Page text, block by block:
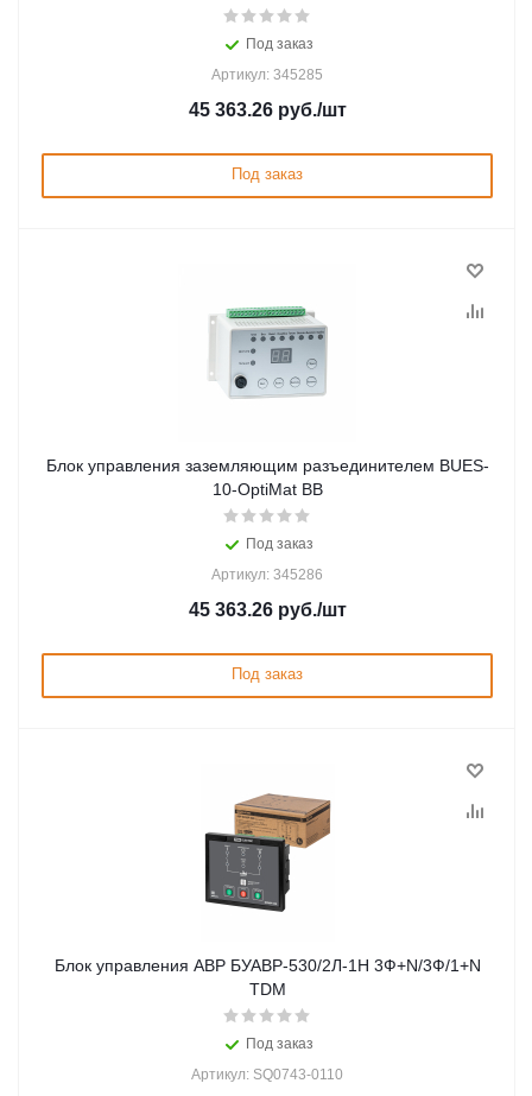
Под заказ
Артикул: 345285
45 363.26руб./шт
Под заказ
Блок управления заземляющим разъединителем BUES-
10-OptiMat BB
Под заказ
Артикул: 345286
45 363.26руб./шт
Под заказ
Блок управления АВР БУАВР-530/2Л-1Н 3Ф+N/3Ф/1+N
TDM
Под заказ
Артикул: SQ0743-0110